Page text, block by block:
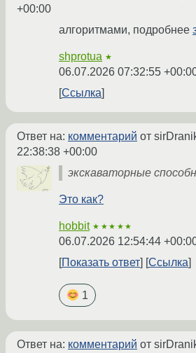
+00:00
алгоритмами, подробнее
shprotua ★
06.07.2026 07:32:55
Ссылка
Ответ на: комментарий от
22:38:38 +00:00
экскаваторные
Это как?
hobbit ★★★★★
06.07.2026 12:54:44
Показать ответ
Ссылка
1
Ответ на: комментарий от